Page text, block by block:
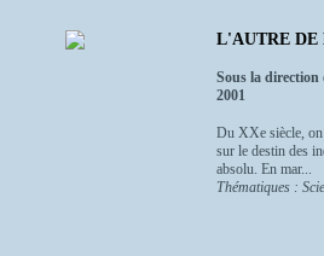
L'AUTRE DE
Sous la direction
2001
Du XXe siècle, on
sur le destin des
absolu. En mar...
Thématiques :